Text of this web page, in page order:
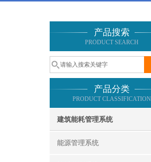
产品搜索
PRODUCT SEARCH
产品分类
PRODUCT CLASSIFICATION
建筑能耗管理系统
能源管理系统